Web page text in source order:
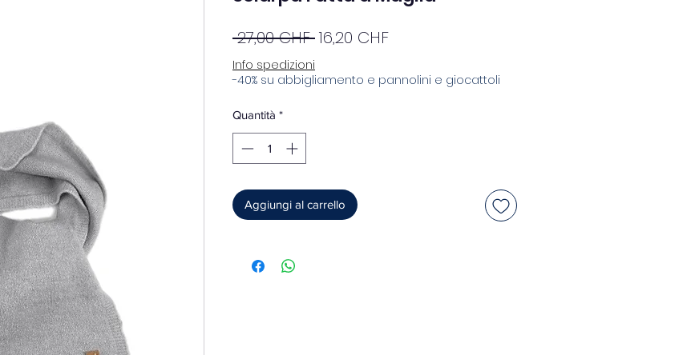
27,00 CHF Prezzo
16,20 CHFPrezzo
Info spedizioni
-40% su abbigliamento e pannolini e giocattoli
Quantità *
Aggiungi al carrello